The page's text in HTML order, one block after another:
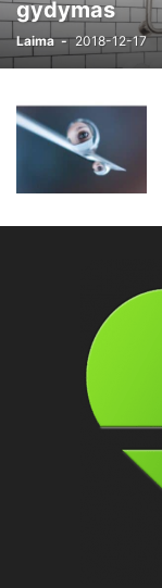
gydymas
Laima - 2018-12-17